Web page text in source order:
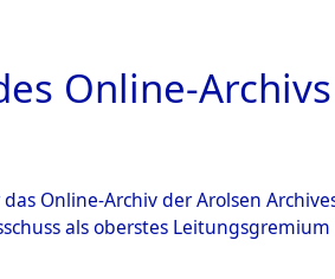
ARCHIVALE
Online-
Online-Archiv der Arolsen
als oberstes